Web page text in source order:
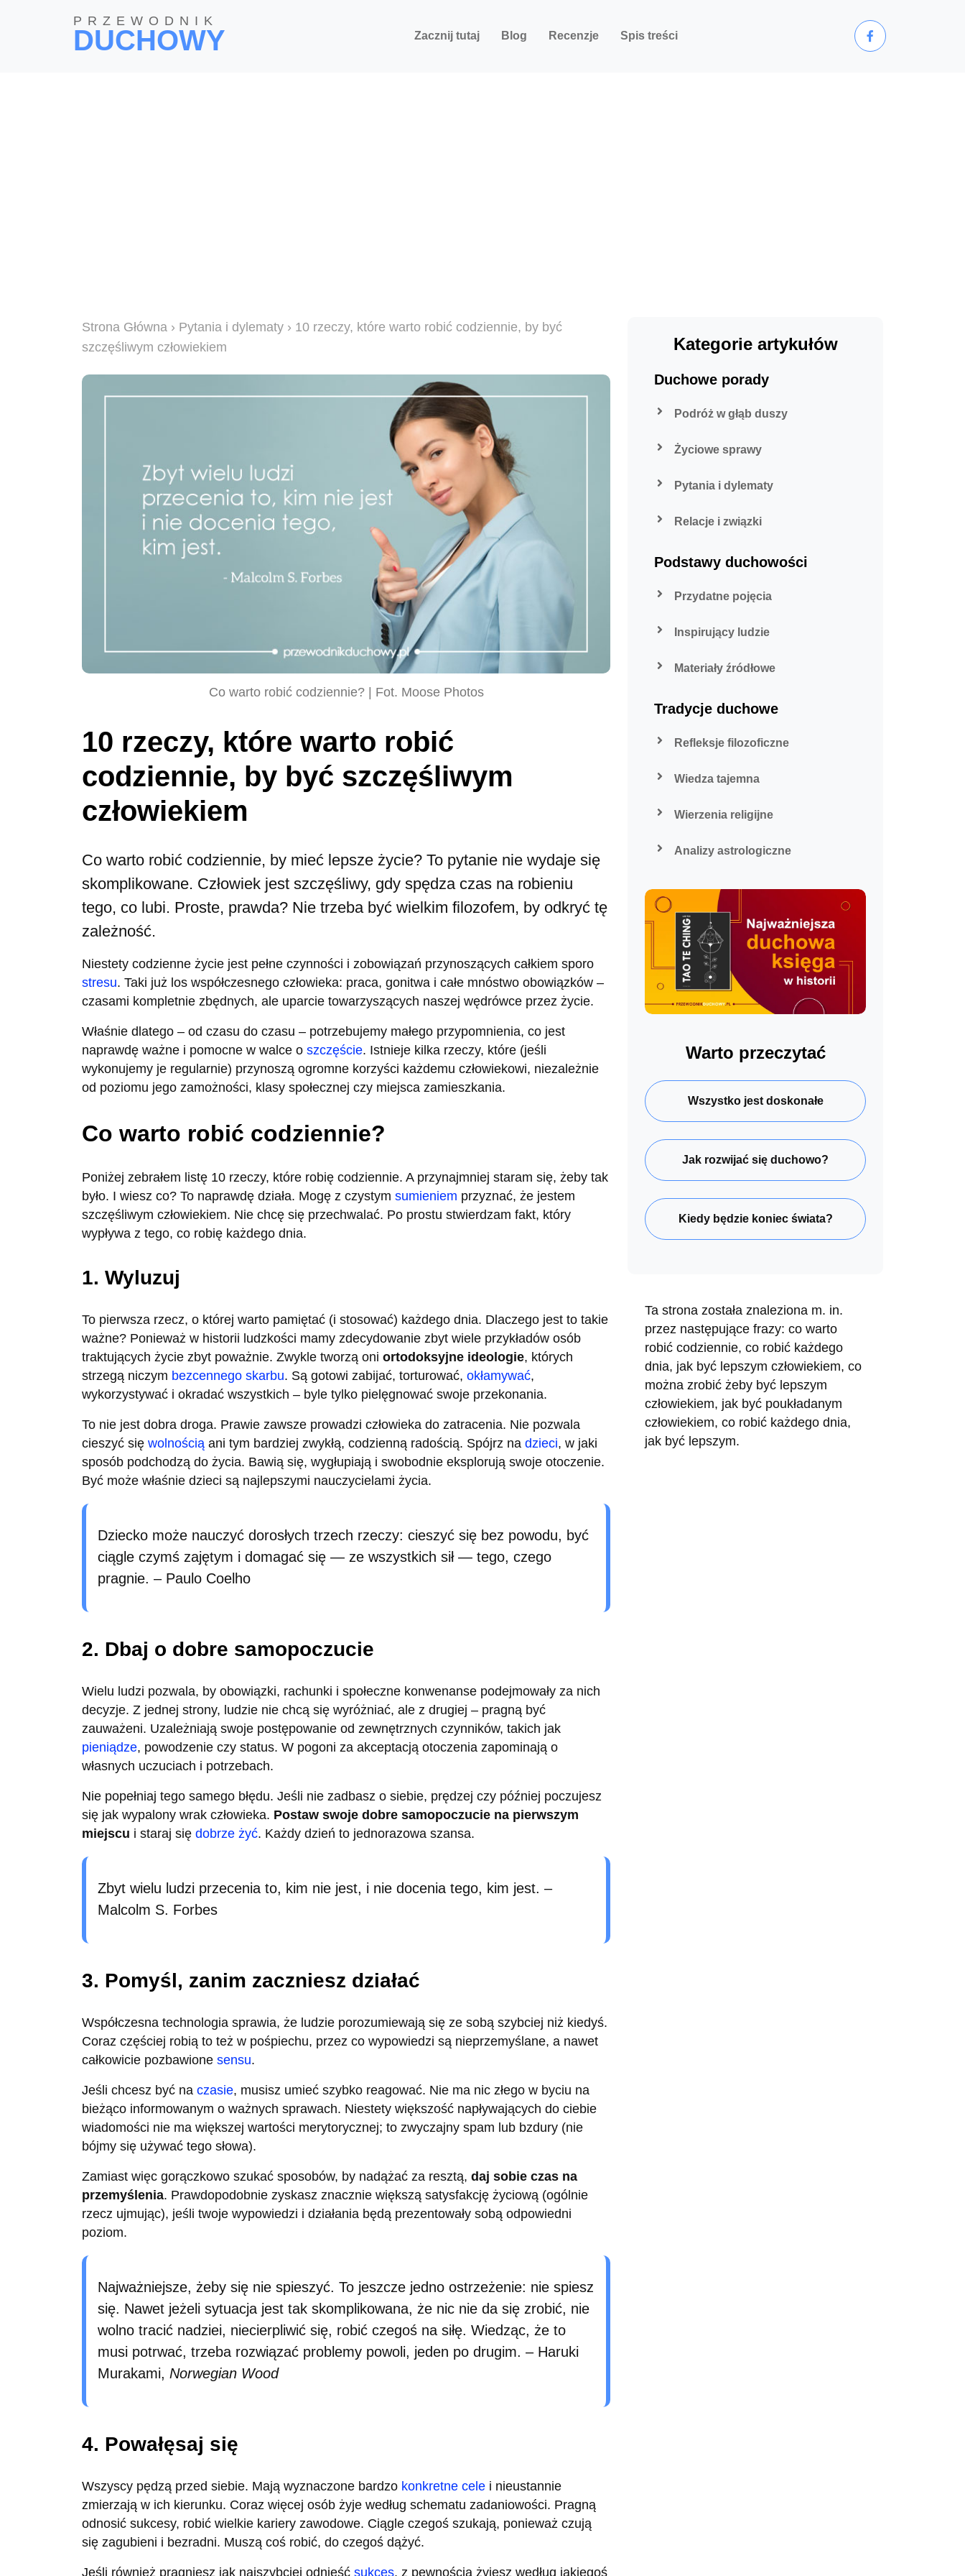
PRZEWODNIK
DUCHOWY Zacznij tutaj Blog Recenzje Spis treści
Strona Główna › Pytania i dylematy › 10 rzeczy, które warto robić codziennie, by być
szczęśliwym człowiekiem
Co warto robić codziennie? | Fot. Moose Photos
10 rzeczy, które warto robić
codziennie, by być szczęśliwym
człowiekiem
Co warto robić codziennie, by mieć lepsze życie? To pytanie nie wydaje się
skomplikowane. Człowiek jest szczęśliwy, gdy spędza czas na robieniu
tego, co lubi. Proste, prawda? Nie trzeba być wielkim filozofem, by odkryć tę
zależność.
Niestety codzienne życie jest pełne czynności i zobowiązań przynoszących całkiem sporo
stresu. Taki już los współczesnego człowieka: praca, gonitwa i całe mnóstwo obowiązków –
czasami kompletnie zbędnych, ale uparcie towarzyszących naszej wędrówce przez życie.
Właśnie dlatego – od czasu do czasu – potrzebujemy małego przypomnienia, co jest
naprawdę ważne i pomocne w walce o szczęście. Istnieje kilka rzeczy, które (jeśli
wykonujemy je regularnie) przynoszą ogromne korzyści każdemu człowiekowi, niezależnie
od poziomu jego zamożności, klasy społecznej czy miejsca zamieszkania.
Co warto robić codziennie?
Poniżej zebrałem listę 10 rzeczy, które robię codziennie. A przynajmniej staram się, żeby tak
było. I wiesz co? To naprawdę działa. Mogę z czystym sumieniem przyznać, że jestem
szczęśliwym człowiekiem. Nie chcę się przechwalać. Po prostu stwierdzam fakt, który
wypływa z tego, co robię każdego dnia.
1. Wyluzuj
To pierwsza rzecz, o której warto pamiętać (i stosować) każdego dnia. Dlaczego jest to takie
ważne? Ponieważ w historii ludzkości mamy zdecydowanie zbyt wiele przykładów osób
traktujących życie zbyt poważnie. Zwykle tworzą oni ortodoksyjne ideologie, których
strzegą niczym bezcennego skarbu. Są gotowi zabijać, torturować, okłamywać,
wykorzystywać i okradać wszystkich – byle tylko pielęgnować swoje przekonania.
To nie jest dobra droga. Prawie zawsze prowadzi człowieka do zatracenia. Nie pozwala
cieszyć się wolnością ani tym bardziej zwykłą, codzienną radością. Spójrz na dzieci, w jaki
sposób podchodzą do życia. Bawią się, wygłupiają i swobodnie eksplorują swoje otoczenie.
Być może właśnie dzieci są najlepszymi nauczycielami życia.
Dziecko może nauczyć dorosłych trzech rzeczy: cieszyć się bez powodu, być
ciągle czymś zajętym i domagać się — ze wszystkich sił — tego, czego
pragnie. – Paulo Coelho
2. Dbaj o dobre samopoczucie
Wielu ludzi pozwala, by obowiązki, rachunki i społeczne konwenanse podejmowały za nich
decyzje. Z jednej strony, ludzie nie chcą się wyróżniać, ale z drugiej – pragną być
zauważeni. Uzależniają swoje postępowanie od zewnętrznych czynników, takich jak
pieniądze, powodzenie czy status. W pogoni za akceptacją otoczenia zapominają o
własnych uczuciach i potrzebach.
Nie popełniaj tego samego błędu. Jeśli nie zadbasz o siebie, prędzej czy później poczujesz
się jak wypalony wrak człowieka. Postaw swoje dobre samopoczucie na pierwszym
miejscu i staraj się dobrze żyć. Każdy dzień to jednorazowa szansa.
Zbyt wielu ludzi przecenia to, kim nie jest, i nie docenia tego, kim jest. –
Malcolm S. Forbes
3. Pomyśl, zanim zaczniesz działać
Współczesna technologia sprawia, że ludzie porozumiewają się ze sobą szybciej niż kiedyś.
Coraz częściej robią to też w pośpiechu, przez co wypowiedzi są nieprzemyślane, a nawet
całkowicie pozbawione sensu.
Jeśli chcesz być na czasie, musisz umieć szybko reagować. Nie ma nic złego w byciu na
bieżąco informowanym o ważnych sprawach. Niestety większość napływających do ciebie
wiadomości nie ma większej wartości merytorycznej; to zwyczajny spam lub bzdury (nie
bójmy się używać tego słowa).
Zamiast więc gorączkowo szukać sposobów, by nadążać za resztą, daj sobie czas na
przemyślenia. Prawdopodobnie zyskasz znacznie większą satysfakcję życiową (ogólnie
rzecz ujmując), jeśli twoje wypowiedzi i działania będą prezentowały sobą odpowiedni
poziom.
Najważniejsze, żeby się nie spieszyć. To jeszcze jedno ostrzeżenie: nie spiesz
się. Nawet jeżeli sytuacja jest tak skomplikowana, że nic nie da się zrobić, nie
wolno tracić nadziei, niecierpliwić się, robić czegoś na siłę. Wiedząc, że to
musi potrwać, trzeba rozwiązać problemy powoli, jeden po drugim. – Haruki
Murakami, Norwegian Wood
4. Powałęsaj się
Wszyscy pędzą przed siebie. Mają wyznaczone bardzo konkretne cele i nieustannie
zmierzają w ich kierunku. Coraz więcej osób żyje według schematu zadaniowości. Pragną
odnosić sukcesy, robić wielkie kariery zawodowe. Ciągle czegoś szukają, ponieważ czują
się zagubieni i bezradni. Muszą coś robić, do czegoś dążyć.
Jeśli również pragniesz jak najszybciej odnieść sukces, z pewnością żyjesz według jakiegoś
Kategorie artykułów
Duchowe porady
Podróż w głąb duszy
Życiowe sprawy
Pytania i dylematy
Relacje i związki
Podstawy duchowości
Przydatne pojęcia
Inspirujący ludzie
Materiały źródłowe
Tradycje duchowe
Refleksje filozoficzne
Wiedza tajemna
Wierzenia religijne
Analizy astrologiczne
Warto przeczytać
Wszystko jest doskonałe
Jak rozwijać się duchowo?
Kiedy będzie koniec świata?
Ta strona została znaleziona m. in.
przez następujące frazy: co warto
robić codziennie, co robić każdego
dnia, jak być lepszym człowiekiem, co
można zrobić żeby być lepszym
człowiekiem, jak być poukładanym
człowiekiem, co robić każdego dnia,
jak być lepszym.